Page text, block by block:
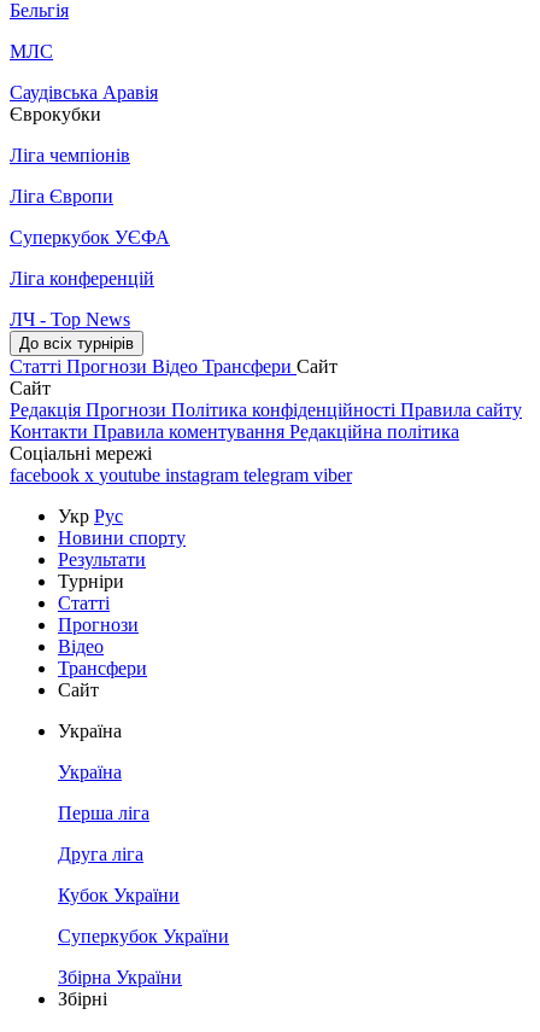
Бельгія
МЛС
Саудівська Аравія
Єврокубки
Ліга чемпіонів
Ліга Європи
Суперкубок УЄФА
Ліга конференцій
ЛЧ - Top News
До всіх турнірів
Статті Прогнози Відео Трансфери Сайт
Сайт
Редакція Прогнози Політика конфіденційності Правила сайту
Контакти Правила коментування Редакційна політика
Соціальні мережі
facebook x youtube instagram telegram viber
Укр Рус
Новини спорту
Результати
Турніри
Статті
Прогнози
Відео
Трансфери
Сайт
Україна
Україна
Перша ліга
Друга ліга
Кубок України
Суперкубок України
Збірна України
Збірні